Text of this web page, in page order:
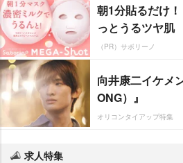
朝1分貼るだけ
っとうるツヤ肌
（PR）サボリーノ
向井康二イケメ
ONG）』
オリコンタイアップ特集
求人特集